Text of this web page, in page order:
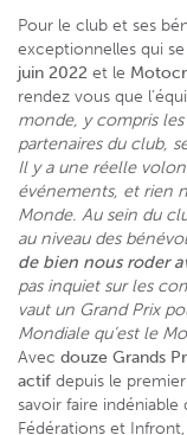
Pour le club et ses
exceptionnelles qui
juin 2022 et le
rendez vous que
monde, y compris
partenaires du club,
Il y a une réelle
événements, et rien
Monde. Au sein du
au niveau des
de bien nous roder
pas inquiet sur les
vaut un Grand Prix
Mondiale qu’est le
Avec douze Grands
actif depuis le
savoir faire
Fédérations et